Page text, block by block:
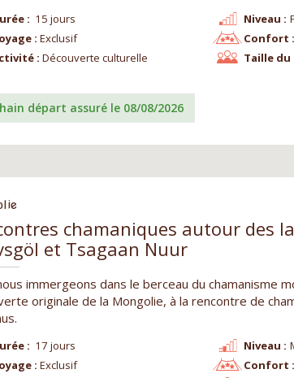
: 15 jours Niveau :
: Exclusif Confort :
: Découverte culturelle Taille du
départ assuré le 08/08/2026
chamaniques autour des
et Tsagaan Nuur
immergeons dans le berceau du chamanisme
originale de la Mongolie, à la rencontre de
: 17 jours Niveau :
: Exclusif Confort :